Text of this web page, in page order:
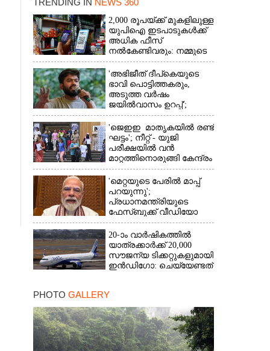
TRENDING IN NEWS 360
2,000 രൂപയ്ക്ക് മുകളിലുള്ള
യുപിഐ ഇടപാടുകൾക്ക്
അധിക ഫീസ്
നൽകേണ്ടിവരും: നമ്മുടെ
പോക്കറ്റ് കീറുമോ?
'അഭിജീത് ദീപ്‌കെയുടെ
ഭാവി പൊട്ടിത്തകരും,
അടുത്ത വർഷം
ജയിൽവാസം ഉറപ്പ്';
ഞെട്ടിക്കുന്ന
പ്രവചനവുമായി
ജ്യോതിഷി
'ജെഇഇ മാതൃകയിൽ രണ്ട്
ഘട്ടം'; നീറ്റ് - യുജി
പരീക്ഷയിൽ വൻ
മാറ്റത്തിനൊരുങ്ങി കേന്ദ്രം
'മെറ്റയുടെ പേരിൽ മാപ്പ്
പറയുന്നു';
പ്രധാനമന്ത്രിയുടെ
ഫേസ്‌ബുക്ക് വീഡിയോ
നീക്കം ചെയ്തതിൽ
ക്ഷമാപണം
20-ാം വാർഷികത്തിൽ
യാത്രക്കാർക്ക് 20,000
സൗജന്യ ടിക്കറ്റുകളുമായി
ഇൻഡിഗോ: ചെയ്യേണ്ടത്
PHOTO GALLERY
×